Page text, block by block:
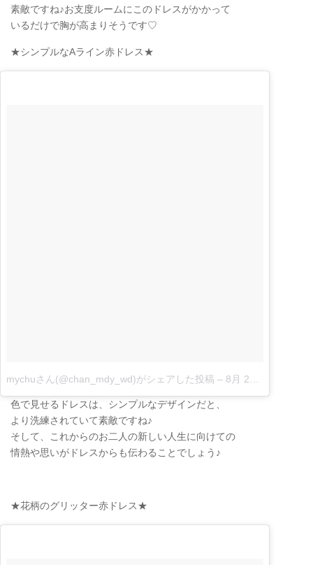
素敵ですね♪お支度ルームにこのドレスがかかって
いるだけで胸が高まりそうです♡
★シンプルなAライン赤ドレス★
mychuさん(@chan_mdy_wd)がシェアした投稿 – 8月 24, 2017 at 3:26午前 PDT
色で見せるドレスは、シンプルなデザインだと、
より洗練されていて素敵ですね♪
そして、これからのお二人の新しい人生に向けての
情熱や思いがドレスからも伝わることでしょう♪
★花柄のグリッター赤ドレス★